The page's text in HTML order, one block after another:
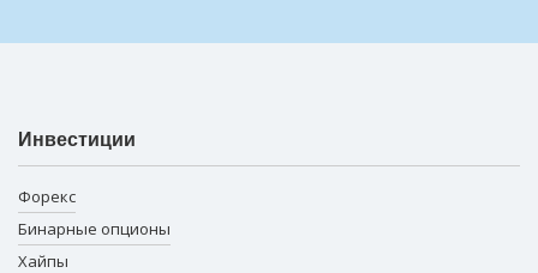
Инвестиции
Форекс
Бинарные опционы
Хайпы